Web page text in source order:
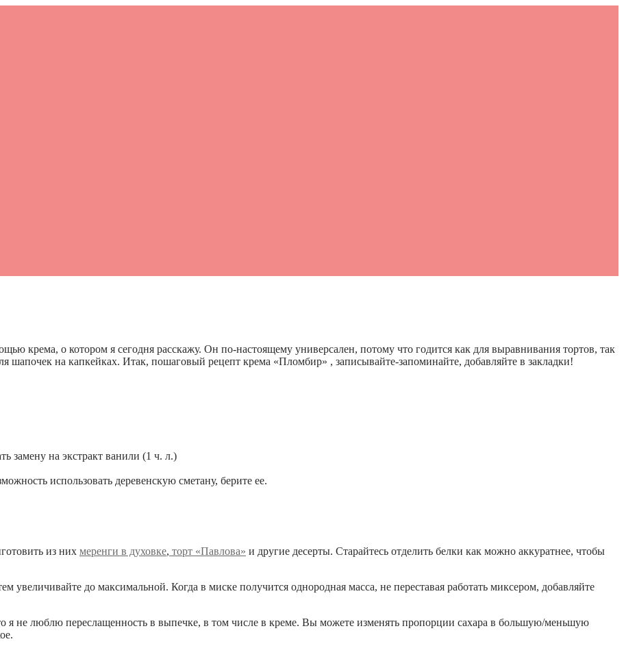
крема, о котором я сегодня расскажу. Он по-настоящему универсален, потому что годится как для выравнивания тортов, так
шапочек на капкейках. Итак, пошаговый рецепт крема «Пломбир» , записывайте-запоминайте, добавляйте в закладки!
замену на экстракт ванили (1 ч. л.)
использовать деревенскую сметану, берите ее.
из них меренги в духовке, торт «Павлова» и другие десерты. Старайтесь отделить белки как можно аккуратнее, чтобы
увеличивайте до максимальной. Когда в миске получится однородная масса, не переставая работать миксером, добавляйте
я не люблю переслащенность в выпечке, в том числе в креме. Вы можете изменять пропорции сахара в большую/меньшую